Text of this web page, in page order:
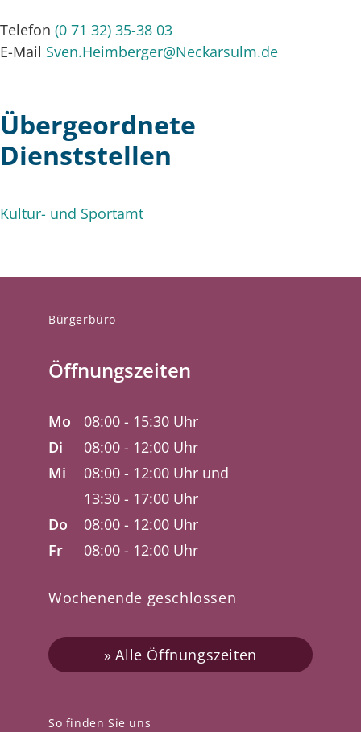
Telefon (0 71 32) 35-38 03
E-Mail Sven.Heimberger@Neckarsulm.de
Übergeordnete
Dienststellen
Kultur- und Sportamt
So finden Sie uns
Bürgerbüro
Öffnungszeiten
Mo
08:00 - 15:30 Uhr
Di
08:00 - 12:00 Uhr
Mi
08:00 - 12:00 Uhr und
13:30 - 17:00 Uhr
Do
08:00 - 12:00 Uhr
Fr
08:00 - 12:00 Uhr
Wochenende geschlossen
Alle Öffnungszeiten